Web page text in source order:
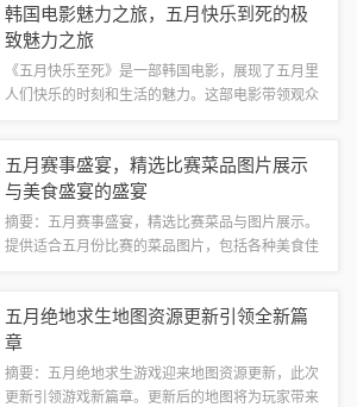
给观众无限的惊喜和感动，是五月不容错过的...
韩国电影魅力之旅，五月快乐到死的极
致魅力之旅
《五月快乐至死》是一部韩国电影，展现了五月里
人们快乐的时刻和生活的魅力。这部电影带领观众
生动的场景展现，让观众沉浸在五月的美好氛...
五月赛事盛宴，精选比赛菜品图片展示
与美食盛宴的盛宴
摘要：五月赛事盛宴，精选比赛菜品与图片展示。
提供适合五月份比赛的菜品图片，包括各种美食佳
限魅力。五月赛事菜品精选1、麻辣香锅：这...
五月绝地求生地图资源更新引领全新篇
章
摘要：五月绝地求生游戏迎来地图资源更新，此次
更新引领游戏新篇章。更新后的地图将为玩家带来